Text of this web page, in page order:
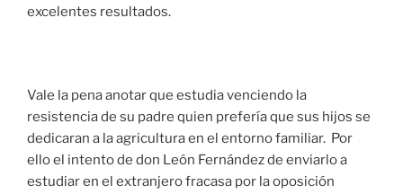
excelentes resultados.
Vale la pena anotar que estudia venciendo la
resistencia de su padre quien prefería que sus hijos se
dedicaran a la agricultura en el entorno familiar. Por
ello el intento de don León Fernández de enviarlo a
estudiar en el extranjero fracasa por la oposición